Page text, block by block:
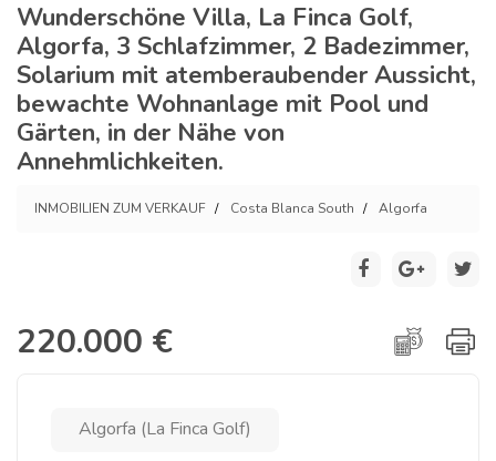
Wunderschöne Villa, La Finca Golf,
Algorfa, 3 Schlafzimmer, 2 Badezimmer,
Solarium mit atemberaubender Aussicht,
bewachte Wohnanlage mit Pool und
Gärten, in der Nähe von
Annehmlichkeiten.
INMOBILIEN ZUM VERKAUF Costa Blanca South Algorfa
220.000 €
Algorfa (La Finca Golf)